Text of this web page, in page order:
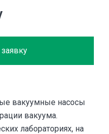
вакуумные насосы
вакуума.
лабораториях, на